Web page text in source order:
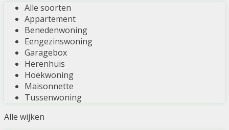
Alle soorten
Appartement
Benedenwoning
Eengezinswoning
Garagebox
Herenhuis
Hoekwoning
Maisonnette
Tussenwoning
Alle wijken